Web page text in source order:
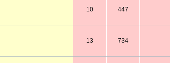
10 447
13 734